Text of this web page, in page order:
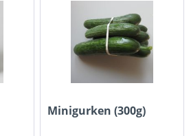
Minigurken (300g)